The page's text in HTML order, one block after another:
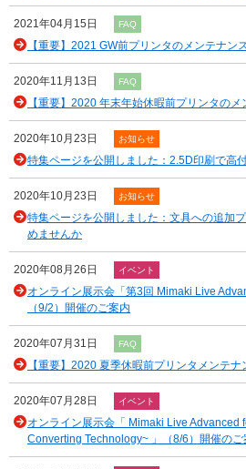
2021年04月15日 FAQ
【重要】2021 GW前プリンタのメンテナン
2020年11月13日 FAQ
【重要】2020 年末年始休暇前プリンタのメ
2020年10月23日 お知らせ
特集ページを公開しました：2.5D印刷で高
2020年10月23日 お知らせ
特集ページを公開しました：文具への追加
めませんか
2020年08月26日 イベント
オンライン展示会「第3回 Mimaki Live
（9/2）開催のご案内
2020年07月31日 FAQ
【重要】2020 夏季休暇前プリンタメンテナ
2020年07月28日 イベント
オンライン展示会「 Mimaki Live Advanced
Converting Technology~ 」（8/6）開催のご